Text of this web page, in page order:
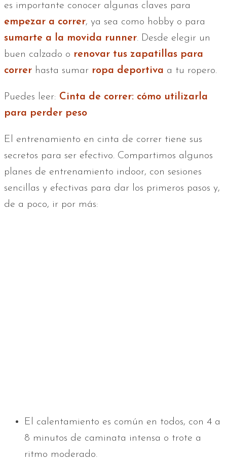
es importante conocer algunas claves para
empezar a correr, ya sea como hobby o para
sumarte a la movida runner. Desde elegir un
buen calzado o renovar tus zapatillas para
correr hasta sumar ropa deportiva a tu ropero.
Puedes leer: Cinta de correr: cómo utilizarla
para perder peso
El entrenamiento en cinta de correr tiene sus
secretos para ser efectivo. Compartimos algunos
planes de entrenamiento indoor, con sesiones
sencillas y efectivas para dar los primeros pasos y,
de a poco, ir por más:
El calentamiento es común en todos, con 4 a
8 minutos de caminata intensa o trote a
ritmo moderado.